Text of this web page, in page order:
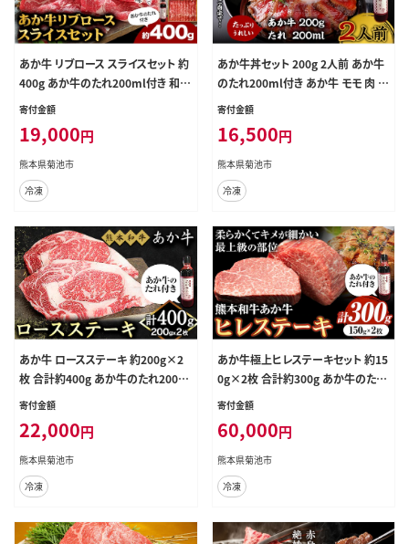
あか牛 リブロース スライスセット 約
400g あか牛のたれ200ml付き 和牛
赤牛 しゃぶしゃぶ リブロース スライ
送料無料《30日以内に出荷予定(土
日祝除く)》---071-1432---
寄付金額
19,000円
熊本県菊池市
冷凍
あか牛丼セット 200g 2人前 あか牛
のたれ200ml付き あか牛 モモ 肉 お
肉 牛肉 褐毛和種 セット 国産 九州
日以内に出荷予定(土日祝除く)》---0
71-1429---
寄付金額
16,500円
熊本県菊池市
冷凍
あか牛 ロースステーキ 約200g×2
枚 合計約400g あか牛のたれ200m
l付き 和牛 赤牛 ステーキ ロース 熊
《30日以内に出荷予定(土日祝除く)》
---071-1437---
寄付金額
22,000円
熊本県菊池市
冷凍
あか牛極上ヒレステーキセット 約15
0g×2枚 合計約300g あか牛のたれ
200ml付き 和牛 ヒレ ステーキ 熊本
日以内に出荷予定(土日祝除く)》---0
71-1441---
寄付金額
60,000円
熊本県菊池市
冷凍